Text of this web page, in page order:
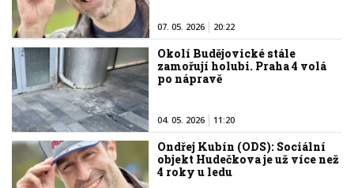
07. 05. 2026 20:22
Okolí Budějovické stále
zamořují holubi. Praha 4 volá
po nápravě
04. 05. 2026 11:20
Ondřej Kubín (ODS): Sociální
objekt Hudečkova je už více než
4 roky u ledu